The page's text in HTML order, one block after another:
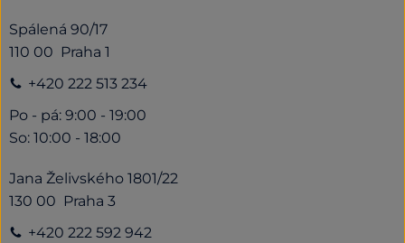
Spálená 90/17
110 00 Praha 1
+420 222 513 234
Po - pá: 9:00 - 19:00
So: 10:00 - 18:00
Jana Želivského 1801/22
130 00 Praha 3
+420 222 592 942